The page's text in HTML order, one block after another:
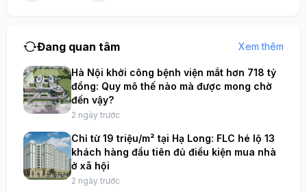
Đang quan tâm Xem thêm
Hà Nội khởi công bệnh viện mắt hơn 718 tỷ
đồng: Quy mô thế nào mà được mong chờ
đến vậy?
2 ngày trước
Chỉ từ 19 triệu/m² tại Hạ Long: FLC hé lộ 13
khách hàng đầu tiên đủ điều kiện mua nhà
ở xã hội
2 ngày trước